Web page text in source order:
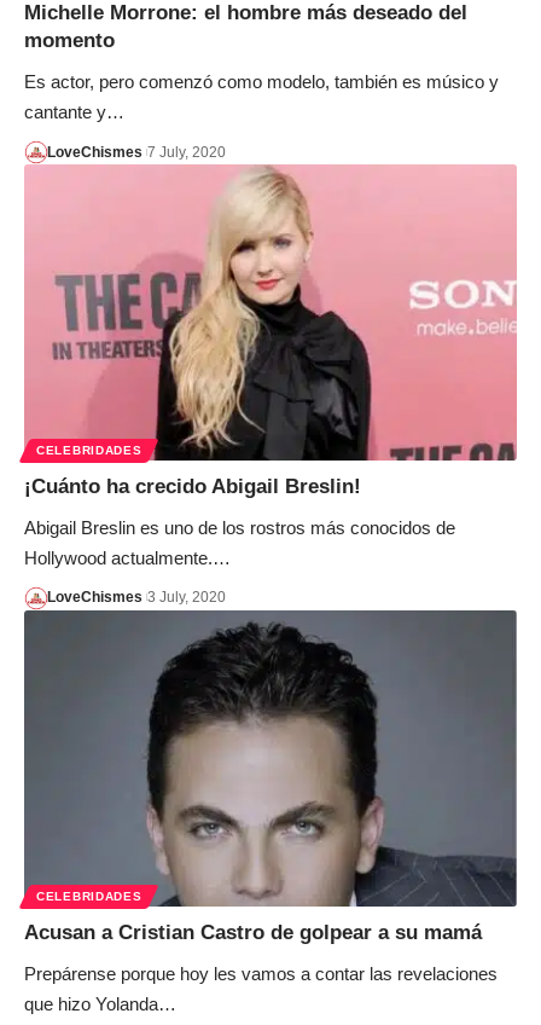
Michelle Morrone: el hombre más deseado del
momento
Es actor, pero comenzó como modelo, también es músico y
cantante y…
LoveChismes 7 July, 2020
CELEBRIDADES
¡Cuánto ha crecido Abigail Breslin!
Abigail Breslin es uno de los rostros más conocidos de
Hollywood actualmente.…
LoveChismes 3 July, 2020
CELEBRIDADES
Acusan a Cristian Castro de golpear a su mamá
Prepárense porque hoy les vamos a contar las revelaciones
que hizo Yolanda…